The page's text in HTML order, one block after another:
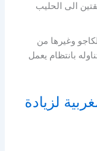
الى الحليب
وغيرها من
بانتظام يعمل
لزيادة